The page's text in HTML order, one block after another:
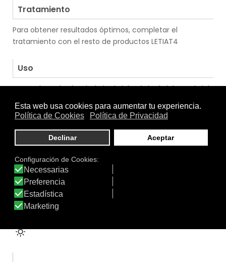
Tratamiento
Para obtener resultados óptimos, completar el
tratamiento con el resto de productos LETIAT4
Uso
Cuerpo|Hombre|Mujer|Niño|Piel Atópica|Piel Seca|Piel
Función
Calmante|Crema solar|Emoliente|Hidratante|Labios|
Pieles atópicas| Protección Solar +SPF 50
solar - Labios|Tratamiento específico
Tratamiento
de: